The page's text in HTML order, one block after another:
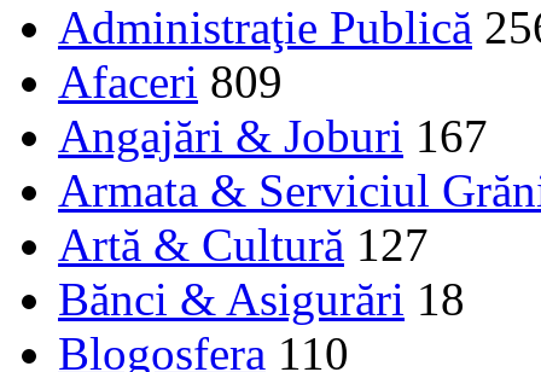
Administraţie Publică
Afaceri 809
Angajări & Joburi 167
Armata & Serviciul
Artă & Cultură 127
Bănci & Asigurări 18
Blogosfera 110